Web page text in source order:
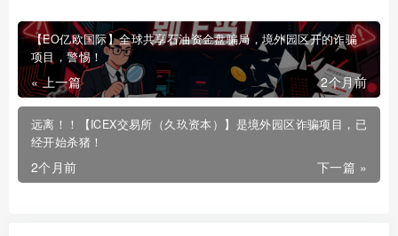
【EO亿欧国际】全球共享石油资金盘骗局，境外园区开的诈骗
项目，警惕！
« 上一篇 2个月前
远离！！【ICEX交易所（久玖资本）】是境外园区诈骗项目，已
经开始杀猪！
下一篇 »
2个月前